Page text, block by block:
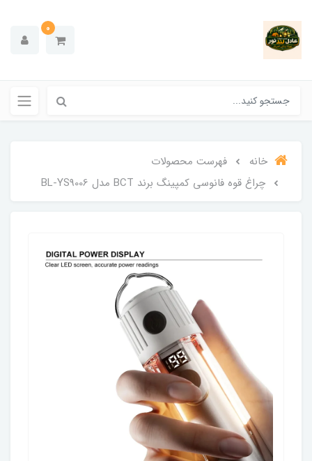
0
خانه
فهرست محصولات
چراغ قوه فانوسی کمپینگ برند BCT مدل BL-YS9006